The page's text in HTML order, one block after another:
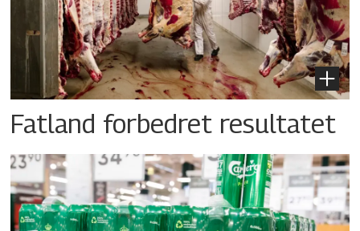
Fatland forbedret resultatet